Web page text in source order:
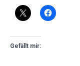
Gefällt mir: